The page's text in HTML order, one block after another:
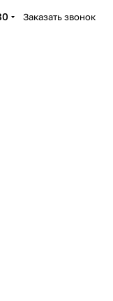
Заказать звонок